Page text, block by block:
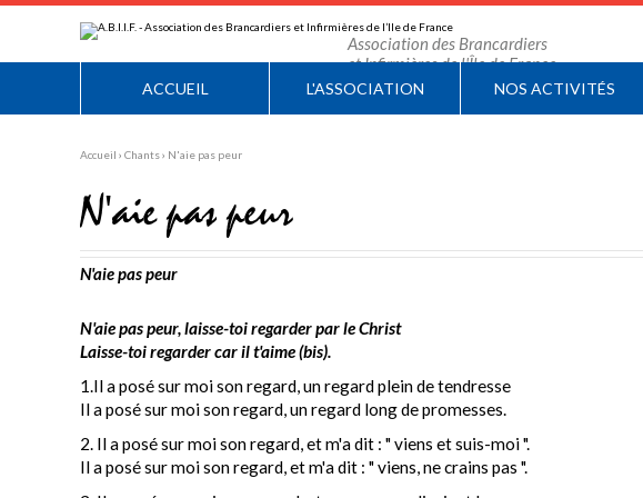
au
contenu.
Aller
personnels
Association des Brancardiers
et Infirmières de l'Île de France
ACCUEIL L'ASSOCIATION NOS ACTIVITÉS
Accueil › Chants› N'aie pas peur
N'aie pas peur
N'aie pas peur
N'aie pas peur, laisse-toi regarder par le Christ
Laisse-toi regarder car il t'aime (bis).
1.Il a posé sur moi son regard, un regard plein de tendresse
Il a posé sur moi son regard, un regard long de promesses.
2. Il a posé sur moi son regard, et m'a dit : " viens et suis-moi ".
Il a posé sur moi son regard, et m'a dit : " viens, ne crains pas ".